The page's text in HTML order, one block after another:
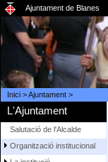
Ajuntament de Blanes
Inici>Ajuntament>
L'Ajuntament
Salutació de l'Alcalde
Organització institucional